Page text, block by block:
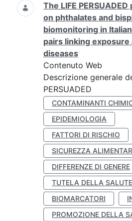
The LIFE
on phthalates and
biomonitoring in
pairs linking exposure
diseases
Contenuto Web
Descrizione generale
PERSUADED
CONTAMINANTI
EPIDEMIOLOGIA
FATTORI DI RISCHIO
SICUREZZA
DIFFERENZE DI GENERE
TUTELA DELLA SALUTE
BIOMARCATORI
PROMOZIONE DELLA